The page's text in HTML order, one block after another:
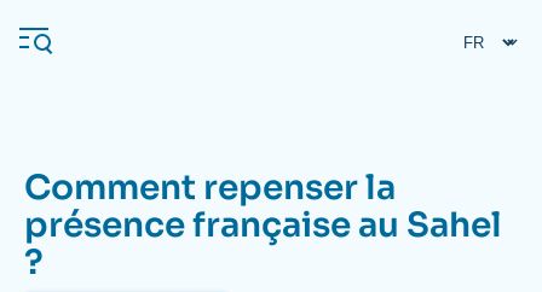
au
contenu
Navigation
principale
L'Ifri
Comment repenser la
présence française au Sahel
?